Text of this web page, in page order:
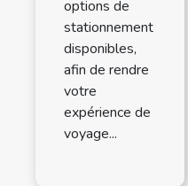
options de
stationnement
disponibles,
afin de rendre
votre
expérience de
voyage...